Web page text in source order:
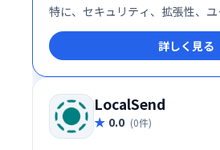
特に、セキュリティ、拡張性、
な操作性を重視する企業にとっ
す。企業のストレージ運用を次の
ために、Filestashの導入を検討
ょうか。
詳しく見る
LocalSend
0.0 (0件)